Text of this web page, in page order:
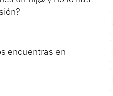
encuentras en